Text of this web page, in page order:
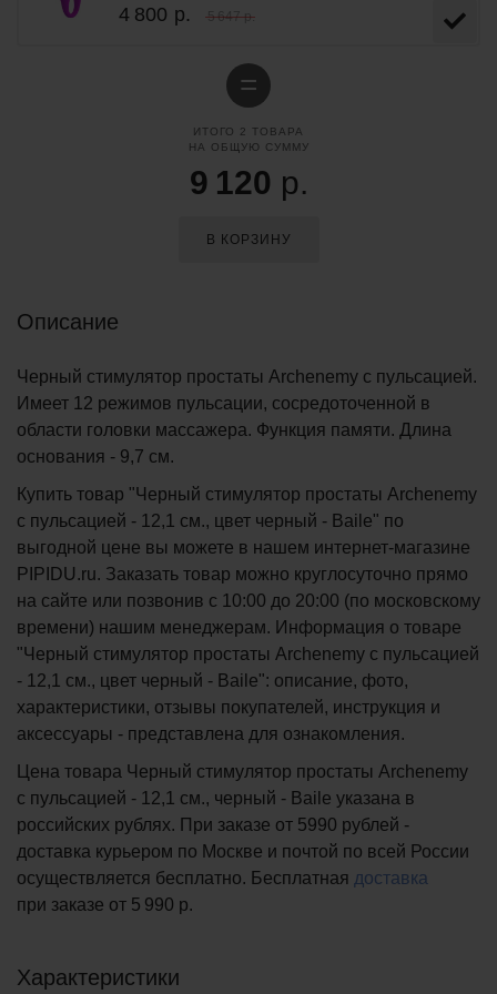
4 800 р. 5 647 р.
=
ИТОГО 2
ТОВАРА
НА ОБЩУЮ СУММУ
9 120 р.
В КОРЗИНУ
Описание
Черный стимулятор простаты Archenemy с пульсацией.
Имеет 12 режимов пульсации, сосредоточенной в
области головки массажера. Функция памяти. Длина
основания - 9,7 см.
Купить товар "Черный стимулятор простаты Archenemy
с пульсацией - 12,1 см., цвет черный - Baile" по
выгодной цене вы можете в нашем интернет-магазине
PIPIDU.ru. Заказать товар можно круглосуточно прямо
на сайте или позвонив с 10:00 до 20:00 (по московскому
времени) нашим менеджерам. Информация о товаре
"Черный стимулятор простаты Archenemy с пульсацией
- 12,1 см., цвет черный - Baile": описание, фото,
характеристики, отзывы покупателей, инструкция и
аксессуары - представлена для ознакомления.
Цена товара Черный стимулятор простаты Archenemy
с пульсацией - 12,1 см., черный - Baile указана в
российских рублях. При заказе от 5990 рублей -
доставка курьером по Москве и почтой по всей России
осуществляется бесплатно. Бесплатная доставка
при заказе от 5 990 р.
Характеристики